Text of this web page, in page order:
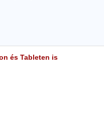
és Tableten is